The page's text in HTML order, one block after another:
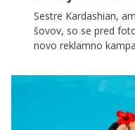
za sanjske počitnice
Sestre Kardashian,
šovov, so se pred
novo reklamno
glede na to, da je
očitno močno